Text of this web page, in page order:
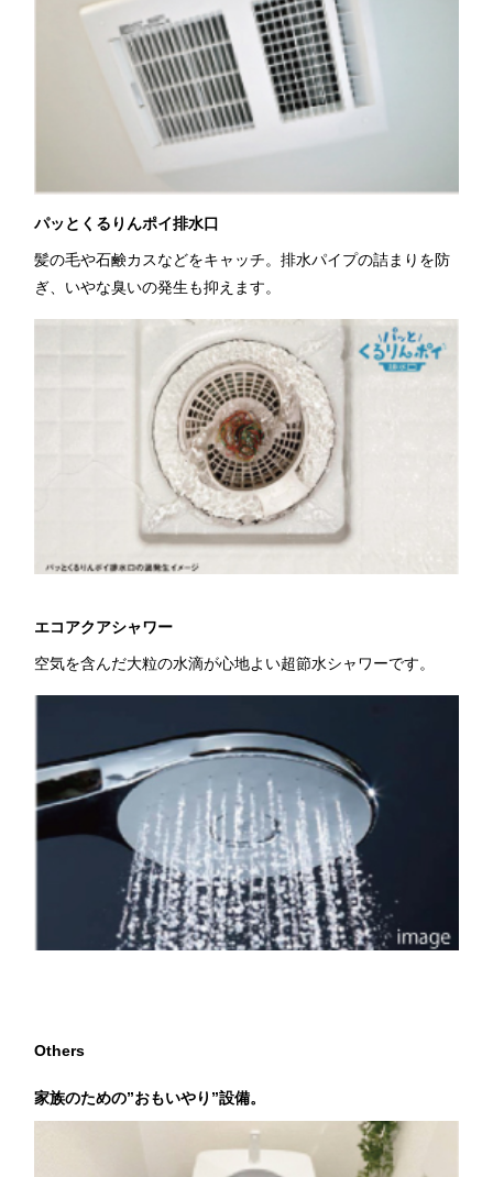
パッとくるりんポイ排水口
髪の毛や石鹸カスなどをキャッチ。排水パイプの詰まりを防
ぎ、いやな臭いの発生も抑えます。
エコアクアシャワー
空気を含んだ大粒の水滴が心地よい超節水シャワーです。
Others
家族のための”おもいやり”設備。